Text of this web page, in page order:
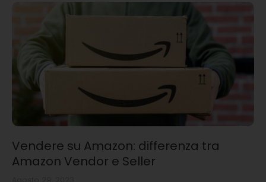
Vendere su Amazon: differenza tra
Amazon Vendor e Seller